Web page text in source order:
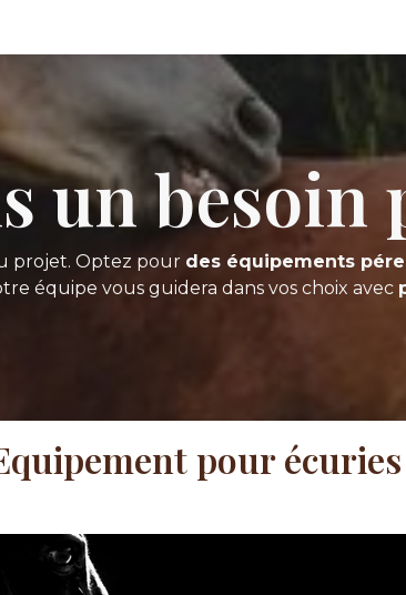
un besoin
projet. Optez pour des équipements
équipe vous guidera dans vos choix avec
pour écuries